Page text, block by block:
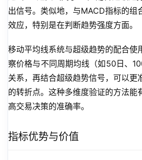
出信号。类似地，与MACD指标的组
效应，特别是在判断趋势强度方面。
移动平均线系统与超级趋势的配合使
察价格与不同周期均线（如50日、
关系，再结合超级趋势信号，可以更
的转折点。这种多维度验证的方法能
高交易决策的准确率。
指标优势与价值